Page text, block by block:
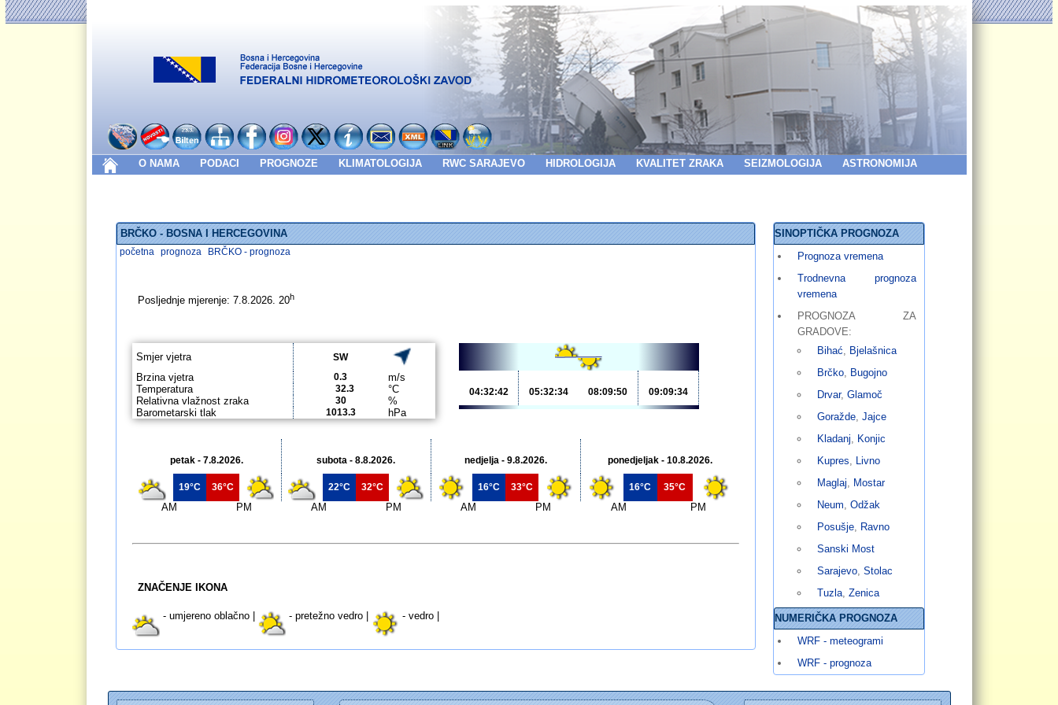
O NAMA PODACI PROGNOZE KLIMATOLOGIJA RWC SARAJEVO HIDROLOGIJA KVALITET ZRAKA SEIZMOLOGIJA ASTRONOMIJA
BRČKO - BOSNA I HERCEGOVINA
početna prognoza BRČKO - prognoza
Posljednje mjerenje: 7.8.2026. 20h
Smjer vjetra SW
Brzina vjetra 0.3
m/s
Temperatura
32.3
°C
Relativna vlažnost zraka
30
%
Barometarski tlak
1013.3 hPa
04:32:42 05:32:34 08:09:50 09:09:34
petak - 7.8.2026. subota - 8.8.2026. nedjelja - 9.8.2026. ponedjeljak - 10.8.2026.
19°C 36°C 22°C 32°C 16°C 33°C 16°C 35°C
AM PM AM PM AM PM AM PM
ZNAČENJE IKONA
- umjereno oblačno | - pretežno vedro | - vedro |
SINOPTIČKA PROGNOZA
Prognoza vremena
Trodnevna prognoza
vremena
PROGNOZA ZA
GRADOVE:
Bihać, Bjelašnica
Brčko, Bugojno
Drvar, Glamoč
Goražde, Jajce
Kladanj, Konjic
Kupres, Livno
Maglaj, Mostar
Neum, Odžak
Posušje, Ravno
Sanski Most
Sarajevo, Stolac
Tuzla, Zenica
NUMERIČKA PROGNOZA
WRF - meteogrami
WRF - prognoza